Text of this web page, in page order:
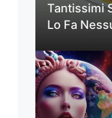
Tantissimi
Lo Fa